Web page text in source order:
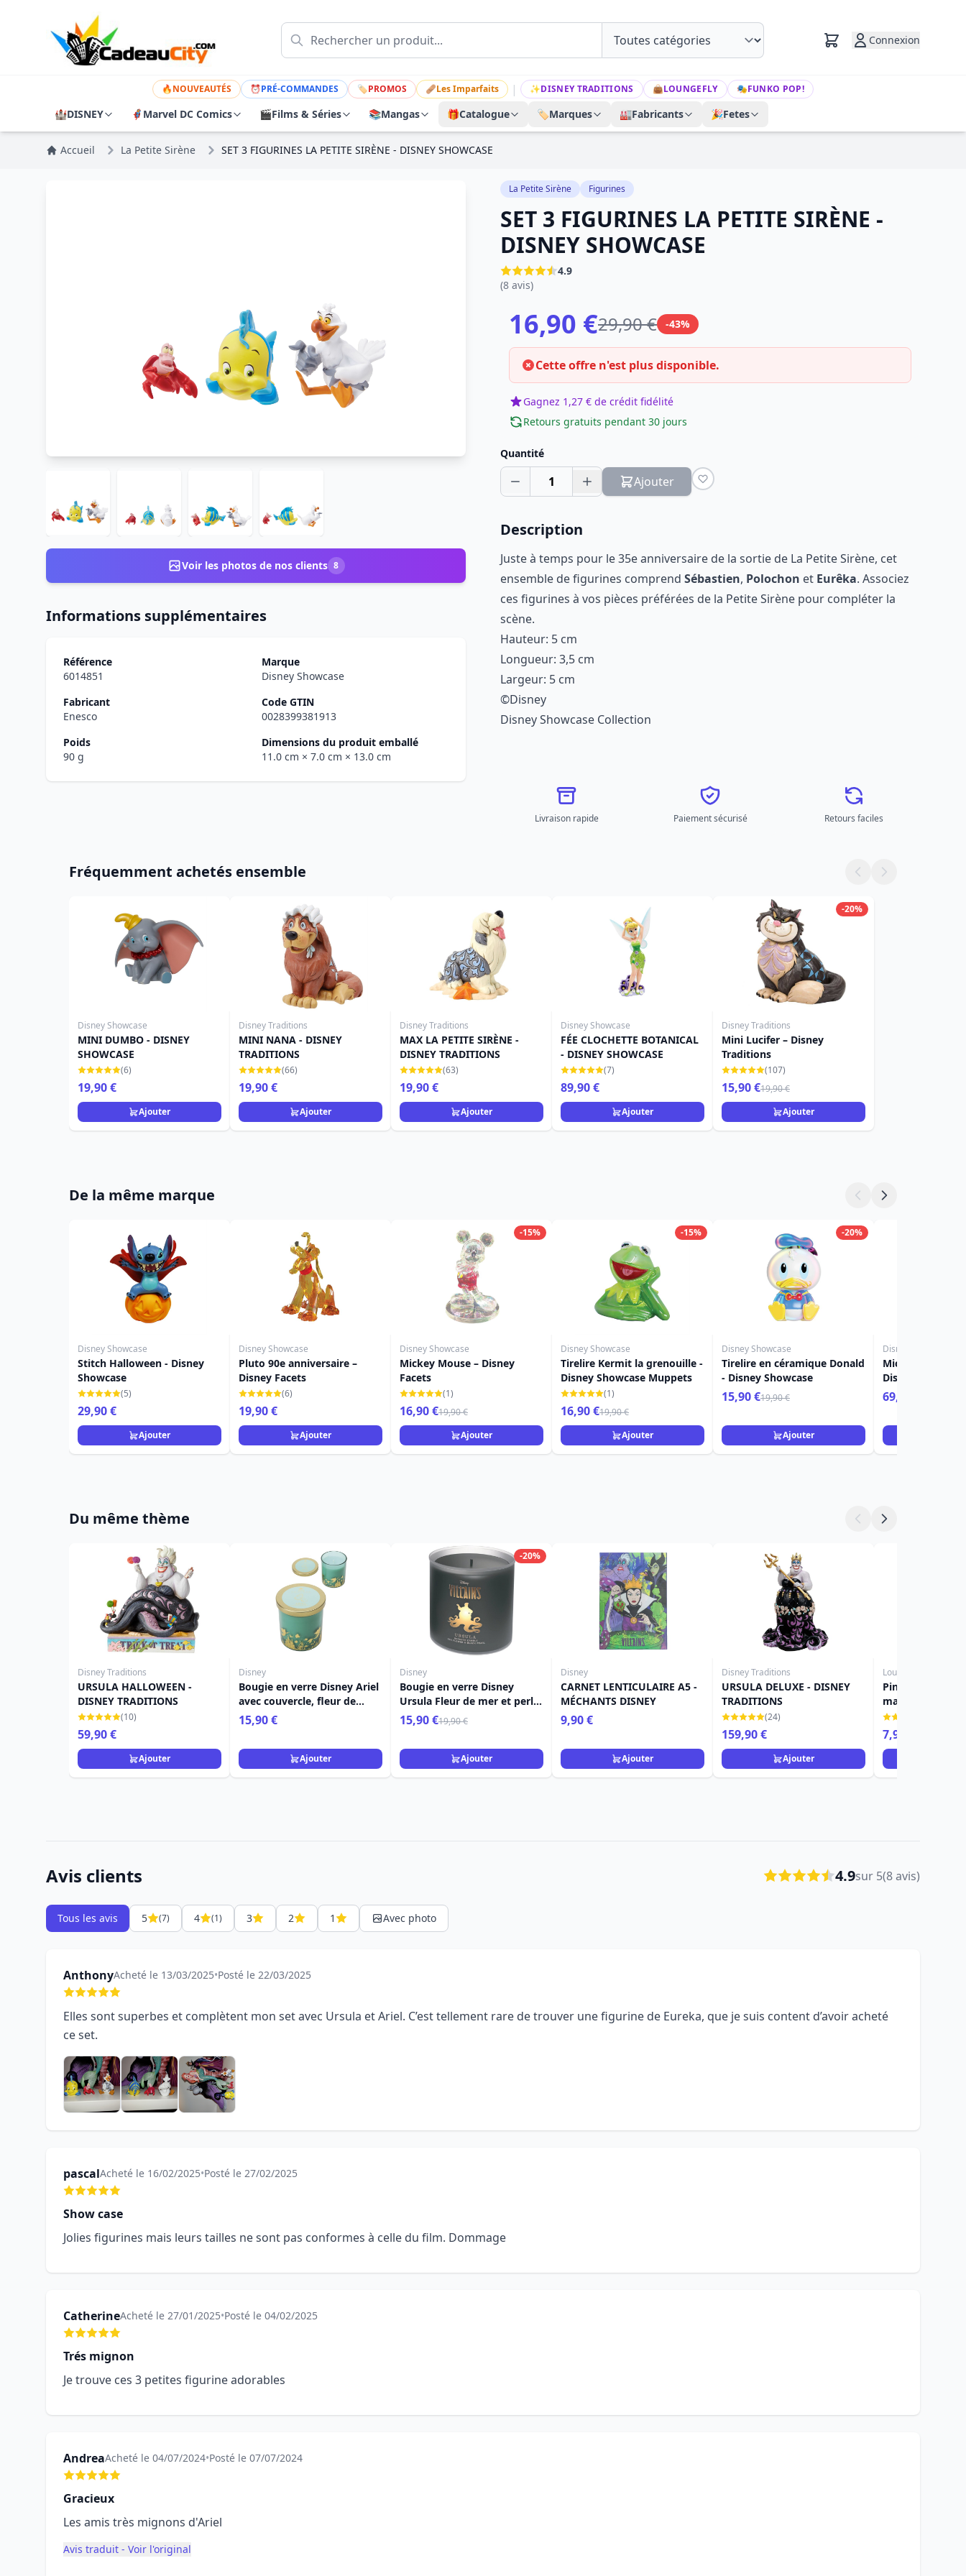
Connexion
🔥NOUVEAUTÉS ⏰PRÉ-COMMANDES 🏷PROMOS 🩹Les Imparfaits | ✨DISNEY TRADITIONS 👜LOUNGEFLY 🎭FUNKO POP!
🏰DISNEY 🦸 Marvel DC Comics 🎬Films & Séries 📚Mangas 🎁Catalogue 🏷️Marques 🏭Fabricants 🎉Fetes
Accueil La Petite Sirène SET 3 FIGURINES LA PETITE SIRÈNE - DISNEY SHOWCASE
Voir les photos de nos clients 8
Informations supplémentaires
Référence
6014851
Marque
Disney Showcase
Fabricant
Enesco
Code GTIN
0028399381913
Poids
90 g
Dimensions du produit emballé
11.0 cm × 7.0 cm × 13.0 cm
La Petite Sirène Figurines
SET 3 FIGURINES LA PETITE SIRÈNE -
DISNEY SHOWCASE
4.9
(8 avis)
16,90 €29,90 € -43%
Cette offre n'est plus disponible.
Gagnez 1,27 € de crédit fidélité
Retours gratuits pendant 30 jours
Quantité
1 Ajouter
Description
Juste à temps pour le 35e anniversaire de la sortie de La Petite Sirène, cet
ensemble de figurines comprend Sébastien, Polochon et Eurêka. Associez
ces figurines à vos pièces préférées de la Petite Sirène pour compléter la
scène.
Hauteur: 5 cm
Longueur: 3,5 cm
Largeur: 5 cm
©Disney
Disney Showcase Collection
Livraison rapide Paiement sécurisé Retours faciles
Fréquemment achetés ensemble
Disney Showcase
MINI DUMBO - DISNEY
SHOWCASE
(6)
19,90 €
Ajouter
Disney Traditions
MINI NANA - DISNEY
TRADITIONS
(66)
19,90 €
Ajouter
Disney Traditions
MAX LA PETITE SIRÈNE -
DISNEY TRADITIONS
(63)
19,90 €
Ajouter
Disney Showcase
FÉE CLOCHETTE BOTANICAL
- DISNEY SHOWCASE
(7)
89,90 €
Ajouter
-20%
Disney Traditions
Mini Lucifer – Disney
Traditions
(107)
15,90 €19,90 €
Ajouter
De la même marque
Disney Showcase
Stitch Halloween - Disney
Showcase
(5)
29,90 €
Ajouter
Disney Showcase
Pluto 90e anniversaire –
Disney Facets
(6)
19,90 €
Ajouter
-15%
Disney Showcase
Mickey Mouse – Disney
Facets
(1)
16,90 €19,90 €
Ajouter
-15%
Disney Showcase
Tirelire Kermit la grenouille -
Disney Showcase Muppets
(1)
16,90 €19,90 €
Ajouter
-20%
Disney Showcase
Tirelire en céramique Donald
- Disney Showcase
15,90 €19,90 €
Ajouter
Disney Showcase
Mickey et
Disney
69,90 €
Du même thème
Disney Traditions
URSULA HALLOWEEN -
DISNEY TRADITIONS
(10)
59,90 €
Ajouter
Disney
Bougie en verre Disney Ariel
avec couvercle, fleur de
corail et sel marin
15,90 €
Ajouter
-20%
Disney
Bougie en verre Disney
Ursula Fleur de mer et perle
noire
15,90 €19,90 €
Ajouter
Disney
CARNET LENTICULAIRE A5 -
MÉCHANTS DISNEY
9,90 €
Ajouter
Disney Traditions
URSULA DELUXE - DISNEY
TRADITIONS
(24)
159,90 €
Ajouter
Loungefly
Pin's Princesse
main dans le
Loungefly
7,90 €
Avis clients 4.9sur 5(8 avis)
Tous les avis 5 (7) 4 (1) 3 2 1 Avec photo
AnthonyAcheté le 13/03/2025•Posté le 22/03/2025
Elles sont superbes et complètent mon set avec Ursula et Ariel. C’est tellement rare de trouver une figurine de Eureka, que je suis content d’avoir acheté
ce set.
pascalAcheté le 16/02/2025•Posté le 27/02/2025
Show case
Jolies figurines mais leurs tailles ne sont pas conformes à celle du film. Dommage
CatherineAcheté le 27/01/2025•Posté le 04/02/2025
Trés mignon
Je trouve ces 3 petites figurine adorables
AndreaAcheté le 04/07/2024•Posté le 07/07/2024
Gracieux
Les amis très mignons d'Ariel
Avis traduit - Voir l'original